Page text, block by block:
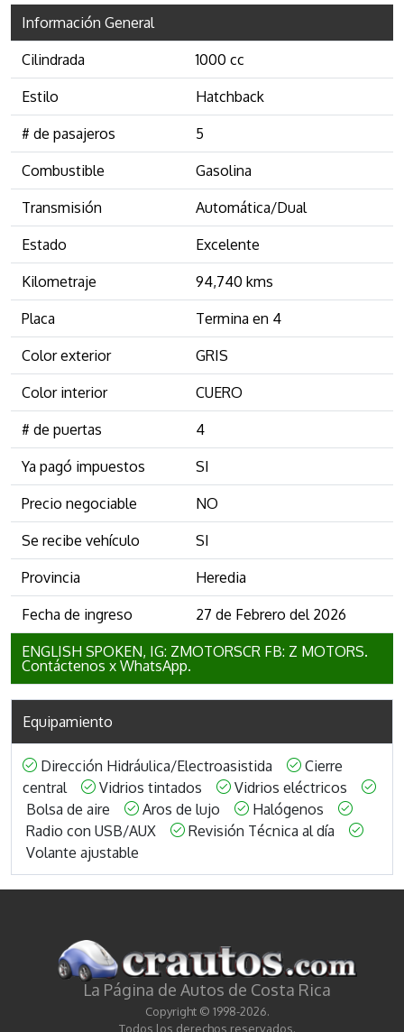
Información General
Cilindrada 1000 cc
Estilo Hatchback
# de pasajeros 5
Combustible Gasolina
Transmisión Automática/Dual
Estado Excelente
Kilometraje 94,740 kms
Placa Termina en 4
Color exterior GRIS
Color interior CUERO
# de puertas 4
Ya pagó impuestos SI
Precio negociable NO
Se recibe vehículo SI
Provincia Heredia
Fecha de ingreso 27 de Febrero del 2026
ENGLISH SPOKEN, IG: ZMOTORSCR FB: Z MOTORS.
Contáctenos x WhatsApp.
Equipamiento
Dirección Hidráulica/Electroasistida
Cierre
central
Vidrios tintados
Vidrios eléctricos
Bolsa de aire
Aros de lujo
Halógenos
Radio con USB/AUX
Revisión Técnica al día
Volante ajustable
La Página de Autos de Costa Rica
Copyright © 1998-2026.
Todos los derechos reservados.